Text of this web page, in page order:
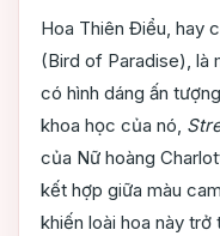
Hoa Thiên Điểu, hay
(Bird of Paradise), là
có hình dáng ấn
khoa học của nó,
của Nữ hoàng
kết hợp giữa màu
khiến loài hoa này